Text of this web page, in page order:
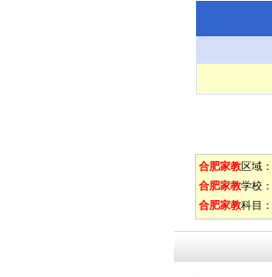
合肥家教区域：
合肥家教学校：
合肥家教科目：